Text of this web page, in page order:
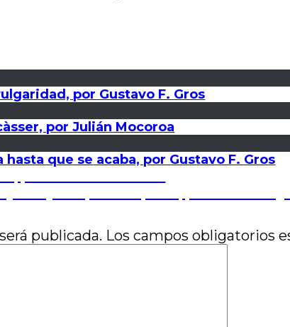
por Gustavo F. Gros
por Julián Mocoroa
que se acaba, por Gustavo F. Gros
publicada. Los campos obligatorios